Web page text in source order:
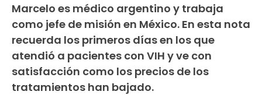
Marcelo es médico argentino y trabaja
como jefe de misión en México. En esta nota
recuerda los primeros días en los que
atendió a pacientes con VIH y ve con
satisfacción como los precios de los
tratamientos han bajado.